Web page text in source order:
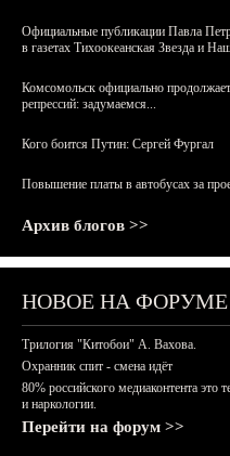
Официальные публикации Павла
в газетах Тихоокеанская Звезда и
Комсомольск официально
репрессий: задумаемся...
Кого боится Путин: Сергей Фургал
Повышение платы в автобусах за
Архив блогов >>
НОВОЕ НА ФОРУМЕ
Трилогия "Китобои" А. Вахова.
Охранник спит - смена идёт
80% российского медиаконтента это
и наркологии.
Перейти на форум >>